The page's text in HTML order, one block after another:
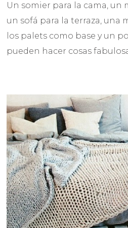
Un somier para la cama, un
un sofá para la terraza, una
los palets como base y un
pueden hacer cosas